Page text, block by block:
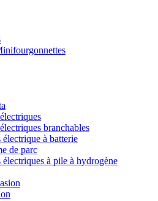
branchables
à batterie
de parc
à pile à hydrogène